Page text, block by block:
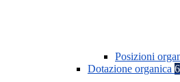
Posizioni
Dotazione organica 6